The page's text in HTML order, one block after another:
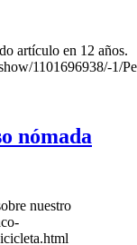
artículo en 12 años.
1101696938/-1/
nómada
nuestro